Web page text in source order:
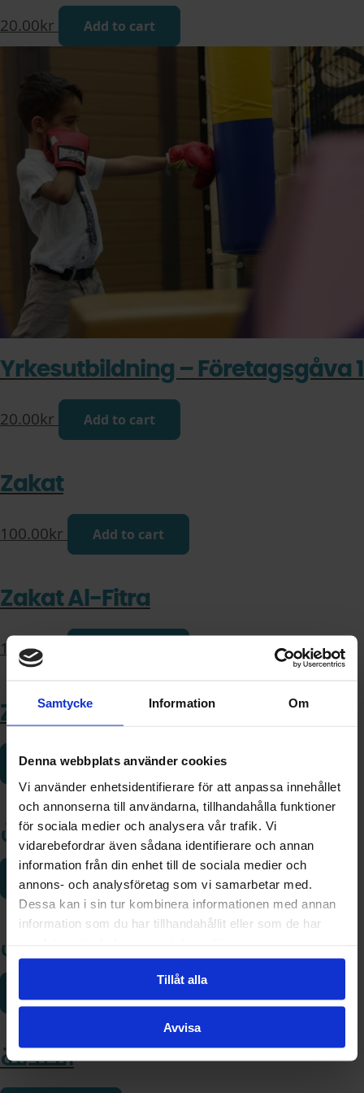
Samtycke Information Om
Denna webbplats använder cookies
Vi använder enhetsidentifierare för att anpassa innehållet
och annonserna till användarna, tillhandahålla funktioner
för sociala medier och analysera vår trafik. Vi
vidarebefordrar även sådana identifierare och annan
information från din enhet till de sociala medier och
annons- och analysföretag som vi samarbetar med.
Dessa kan i sin tur kombinera informationen med annan
information som du har tillhandahållit eller som de har
Tillåt alla
Avvisa
20.00kr Add to cart
Yrkesutbildning – Företagsgåva 1
20.00kr Add to cart
Zakat
100.00kr Add to cart
Zakat Al-Fitra
100.00
Zakat Al-Fitra sms
Read more
إغاثة رمضان
300.00kr
Add to cart
الخمس
kr
الصدقة